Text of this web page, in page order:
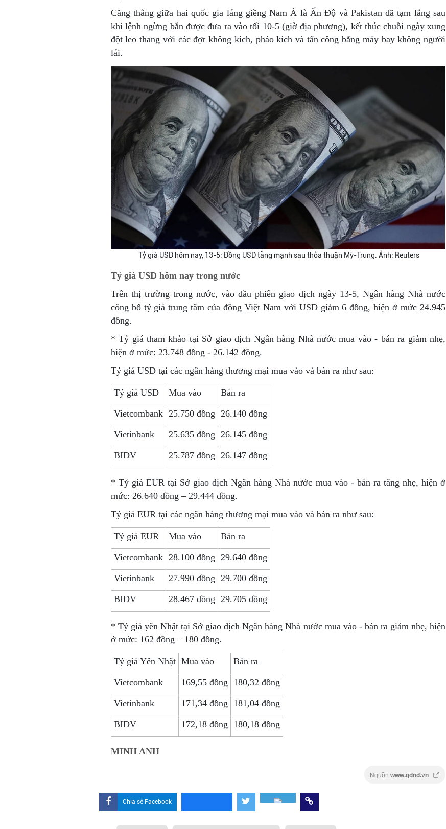
Căng thẳng giữa hai quốc gia láng giềng Nam Á là Ấn Độ và Pakistan đã tạm lắng sau
khi lệnh ngừng bắn được đưa ra vào tối 10-5 (giờ địa phương), kết thúc chuỗi ngày xung
đột leo thang với các đợt không kích, pháo kích và tấn công bằng máy bay không người
lái.
Tỷ giá USD hôm nay, 13-5: Đồng USD tăng mạnh sau thỏa thuận Mỹ-Trung. Ảnh: Reuters
Tỷ giá USD hôm nay trong nước
Trên thị trường trong nước, vào đầu phiên giao dịch ngày 13-5, Ngân hàng Nhà nước
công bố tỷ giá trung tâm của đồng Việt Nam với USD giảm 6 đồng, hiện ở mức 24.945
đồng.
* Tỷ giá tham khảo tại Sở giao dịch Ngân hàng Nhà nước mua vào - bán ra giảm nhẹ,
hiện ở mức: 23.748 đồng - 26.142 đồng.
Tỷ giá USD tại các ngân hàng thương mại mua vào và bán ra như sau:
Tỷ giá USD Mua vào Bán ra
Vietcombank 25.750 đồng 26.140 đồng
Vietinbank 25.635 đồng 26.145 đồng
BIDV 25.787 đồng 26.147 đồng
* Tỷ giá EUR tại Sở giao dịch Ngân hàng Nhà nước mua vào - bán ra tăng nhẹ, hiện ở
mức: 26.640 đồng – 29.444 đồng.
Tỷ giá EUR tại các ngân hàng thương mại mua vào và bán ra như sau:
Tỷ giá EUR Mua vào Bán ra
Vietcombank 28.100 đồng 29.640 đồng
Vietinbank 27.990 đồng 29.700 đồng
BIDV 28.467 đồng 29.705 đồng
* Tỷ giá yên Nhật tại Sở giao dịch Ngân hàng Nhà nước mua vào - bán ra giảm nhẹ, hiện
ở mức: 162 đồng – 180 đồng.
Tỷ giá Yên Nhật Mua vào Bán ra
Vietcombank 169,55 đồng 180,32 đồng
Vietinbank 171,34 đồng 181,04 đồng
BIDV 172,18 đồng 180,18 đồng
MINH ANH
Nguồn www.qdnd.vn
Chia sẻ Facebook